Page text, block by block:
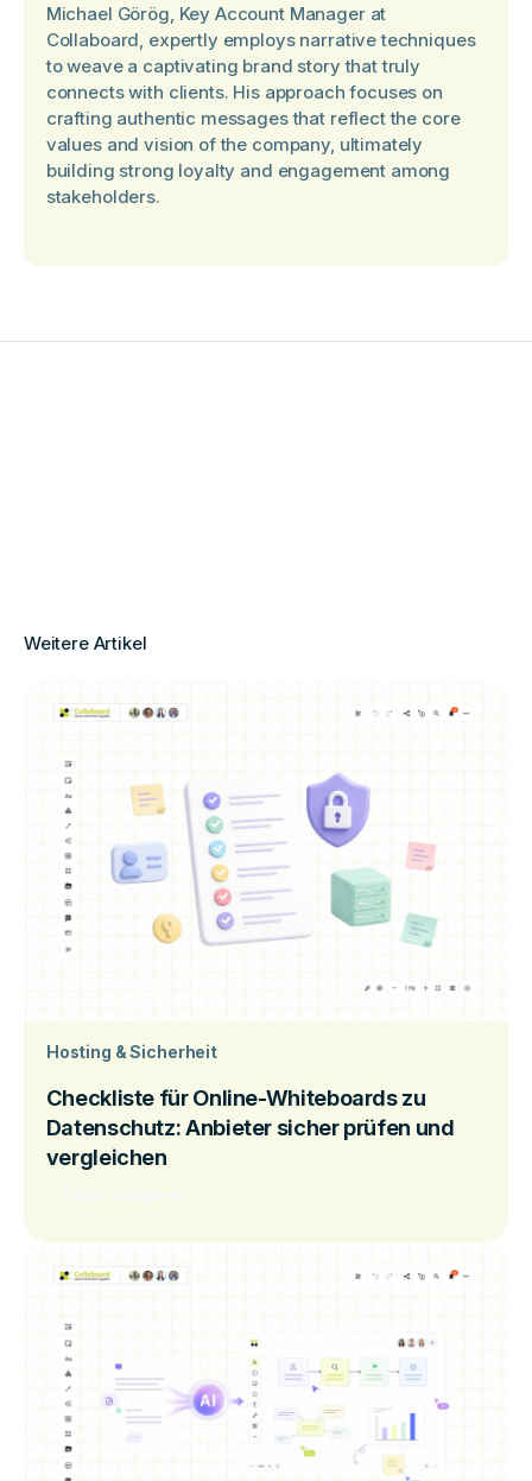
Michael Görög, Key Account Manager at
Collaboard, expertly employs narrative techniques
to weave a captivating brand story that truly
connects with clients. His approach focuses on
crafting authentic messages that reflect the core
values and vision of the company, ultimately
building strong loyalty and engagement among
stakeholders.
Weitere Artikel
Hosting & Sicherheit
Checkliste für Online-Whiteboards zu
Datenschutz: Anbieter sicher prüfen und
vergleichen